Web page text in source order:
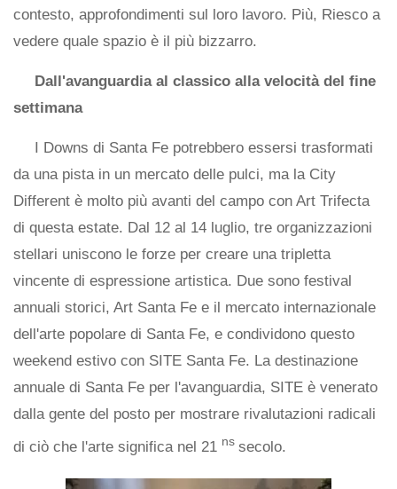
contesto, approfondimenti sul loro lavoro. Più, Riesco a
vedere quale spazio è il più bizzarro.
Dall'avanguardia al classico alla velocità del fine
settimana
I Downs di Santa Fe potrebbero essersi trasformati
da una pista in un mercato delle pulci, ma la City
Different è molto più avanti del campo con Art Trifecta
di questa estate. Dal 12 al 14 luglio, tre organizzazioni
stellari uniscono le forze per creare una tripletta
vincente di espressione artistica. Due sono festival
annuali storici, Art Santa Fe e il mercato internazionale
dell'arte popolare di Santa Fe, e condividono questo
weekend estivo con SITE Santa Fe. La destinazione
annuale di Santa Fe per l'avanguardia, SITE è venerato
dalla gente del posto per mostrare rivalutazioni radicali
di ciò che l'arte significa nel 21 ns secolo.